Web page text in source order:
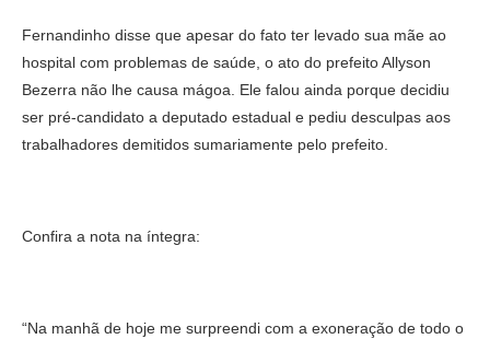
Fernandinho disse que apesar do fato ter levado sua mãe ao
hospital com problemas de saúde, o ato do prefeito Allyson
Bezerra não lhe causa mágoa. Ele falou ainda porque decidiu
ser pré-candidato a deputado estadual e pediu desculpas aos
trabalhadores demitidos sumariamente pelo prefeito.
Confira a nota na íntegra:
“Na manhã de hoje me surpreendi com a exoneração de todo o